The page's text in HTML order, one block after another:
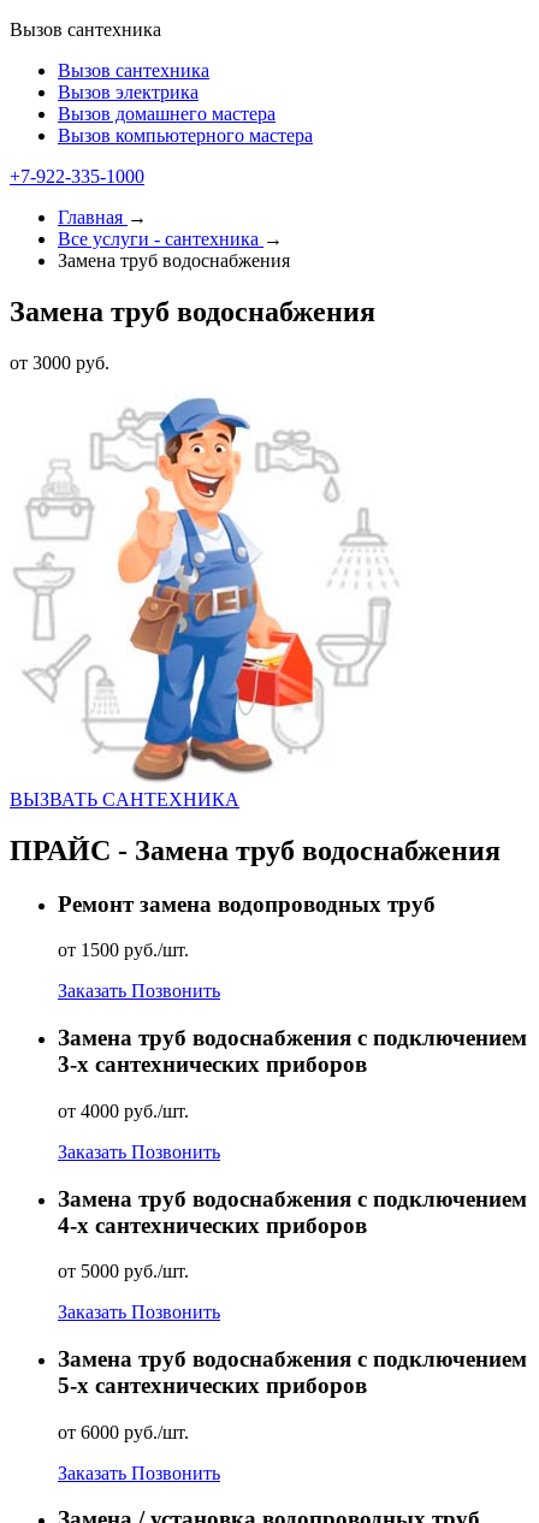
Вызов сантехника
Вызов сантехника
Вызов электрика
Вызов домашнего мастера
Вызов компьютерного мастера
+7-922-335-1000
Главная →
Все услуги - cантехника →
Замена труб водоснабжения
Замена труб водоснабжения
от 3000 руб.
ВЫЗВАТЬ CАНТЕХНИКА
ПРАЙС - Замена труб водоснабжения
Ремонт замена водопроводных труб
от 1500 руб./шт.
Заказать Позвонить
Замена труб водоснабжения с подключением
3-х сантехнических приборов
от 4000 руб./шт.
Заказать Позвонить
Замена труб водоснабжения с подключением
4-х сантехнических приборов
от 5000 руб./шт.
Заказать Позвонить
Замена труб водоснабжения с подключением
5-х сантехнических приборов
от 6000 руб./шт.
Заказать Позвонить